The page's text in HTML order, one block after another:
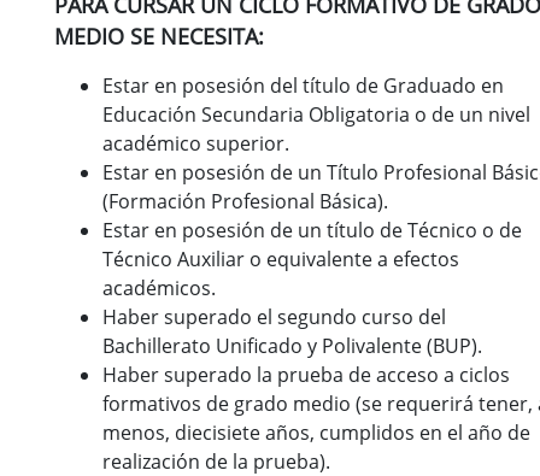
MEDIO SE NECESITA:
Estar en posesión del título de Graduado en
Educación Secundaria Obligatoria o de un nivel
académico superior.
Estar en posesión de un Título Profesional
(Formación Profesional Básica).
Estar en posesión de un título de Técnico o de
Técnico Auxiliar o equivalente a efectos
académicos.
Haber superado el segundo curso del
Bachillerato Unificado y Polivalente (BUP).
Haber superado la prueba de acceso a ciclos
formativos de grado medio (se requerirá tener,
menos, diecisiete años, cumplidos en el año de
realización de la prueba).